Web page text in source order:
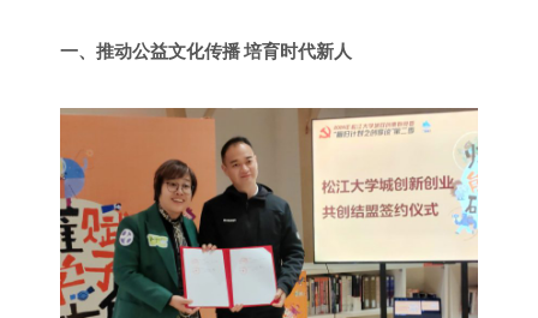
一、推动公益文化传播 培育时代新人